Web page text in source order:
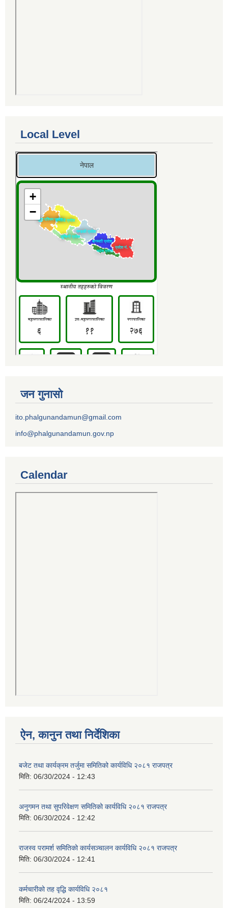
Local Level
जन गुनासो
ito.phalgunandamun@gmail.com
info@phalgunandamun.gov.np
Calendar
ऐन, कानुन तथा निर्देशिका
बजेट तथा कार्यक्रम तर्जुमा समितिको कार्यविधि २०८१ राजपत्र
मिति: 06/30/2024 - 12:43
अनुगमन तथा सुपरिवेक्षण समितिको कार्यविधि २०८१ राजपत्र
मिति: 06/30/2024 - 12:42
राजस्व परामर्श समितिको कार्यसञ्चालन कार्यविधि २०८१ राजपत्र
मिति: 06/30/2024 - 12:41
कर्मचारीको तह वृद्धि कार्यविधि २०८१
मिति: 06/24/2024 - 13:59